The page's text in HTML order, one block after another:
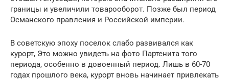
границы и увеличили товарооборот. Позже был период
Османского правления и Российской империи.
В советскую эпоху поселок слабо развивался как
курорт, Это можно увидеть на фото Партенита того
периода, особенно в довоенный период. Лишь в 60-70
годах прошлого века, курорт вновь начинает привлекать